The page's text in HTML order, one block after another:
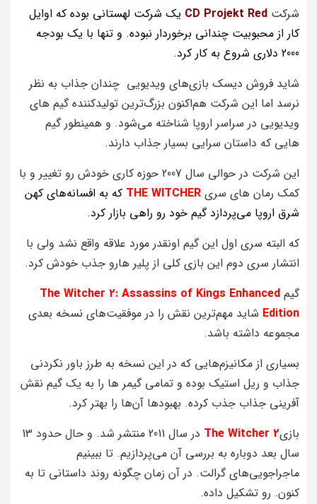
شرکت CD Projekt Red یک شرکت لهستانی بوده که اوایل
کار از محبوبیت چندانی برخوردار نبوده. و تنها با یک بودجه
2000 دلاری شروع به کار کرد.
شاید فروش دیسک بازی‌های ویدیویی چندان جذاب به نظر
نرسد اما این شرکت هم‌اکنون بزرگ‌ترین تولیدکننده گیم های
ویدیویی در سراسر اروپا شناخته می‌شود. و همینطور گیم
هایی که داستان سرایی بسیار جذاب دارند.
این شرکت در حوالی سال 2007 حوزه کاری خودش رو تغییر و با
کمک رمان های سری
THE WITCHER
که به افسانه‌های کهن
شرق اروپا می‌پردازد گیم خود رو راهی بازار کرد.
که البته سری اول این گیم اونقدر مورد علاقه واقع نشد ولی با
انتشار سری دوم این بازی کلی از پلیر هارو جذب خودش کرد.
گیم The Witcher 2: Assassins of Kings Enhanced
Edition شاید مهم‌ترین نقش را در موفقیت‌های نسخه بعدی
مجموعه داشته باشد.
بسیاری از مکانیزم‌هایی که در این نسخه به طرز باور نکردنی
جذاب و ریل استیک بوده و تمامی گیمر ها را به یک گیم نقش
آفرینی جذاب جذب کرده. بهبودها آن‌ها را بهتر کرد.
بازیThe Witcher 2
در سال 2011 منتشر شد. و حال حدود 13
سال بعد دوباره به بررسی آن می‌پردازیم. تا ببینیم
ماجراجویی‌های گرالت. در آن زمان چگونه روند داستانی تا به
کنون. رو تشکیل داده.